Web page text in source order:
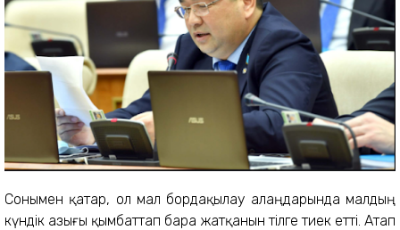
Сонымен қатар, ол мал бордақылау алаңдарында малдың
күндік азығы қымбаттап бара жатқанын тілге тиек етті. Атап